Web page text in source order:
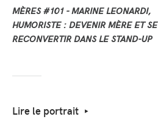
MÈRES #101 - MARINE LEONARDI,
HUMORISTE : DEVENIR MÈRE ET SE
RECONVERTIR DANS LE STAND-UP
Lire le portrait